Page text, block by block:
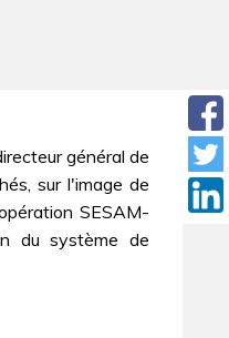
général de
sur l'image de
SESAM-
du système de